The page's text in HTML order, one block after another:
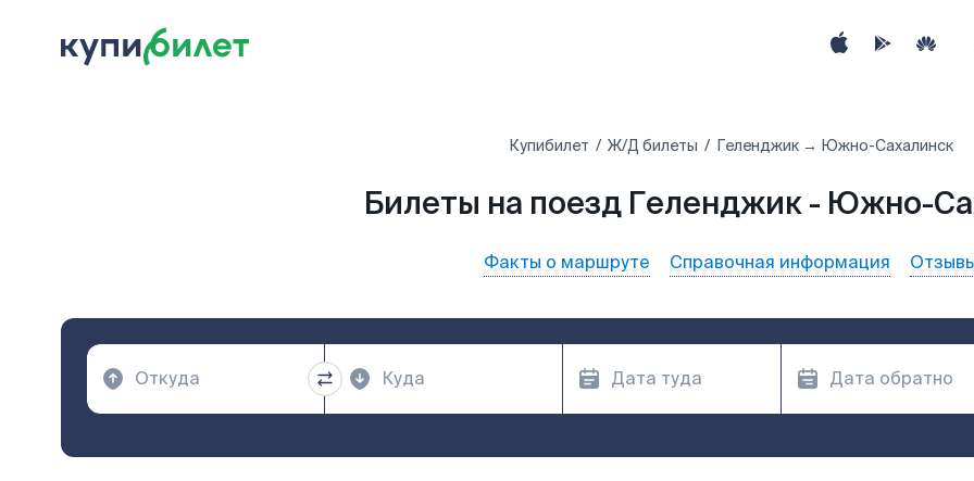
Купибилет Ж/Д билеты Геленджик → Южно-Сахалинск
Билеты на поезд Геленджик - Южно-
Факты о маршруте Справочная информация